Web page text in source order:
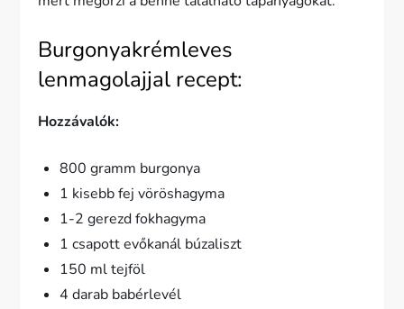
Burgonyakrémleves
lenmagolajjal recept:
Hozzávalók:
800 gramm burgonya
1 kisebb fej vöröshagyma
1-2 gerezd fokhagyma
1 csapott evőkanál búzaliszt
150 ml tejföl
4 darab babérlevél